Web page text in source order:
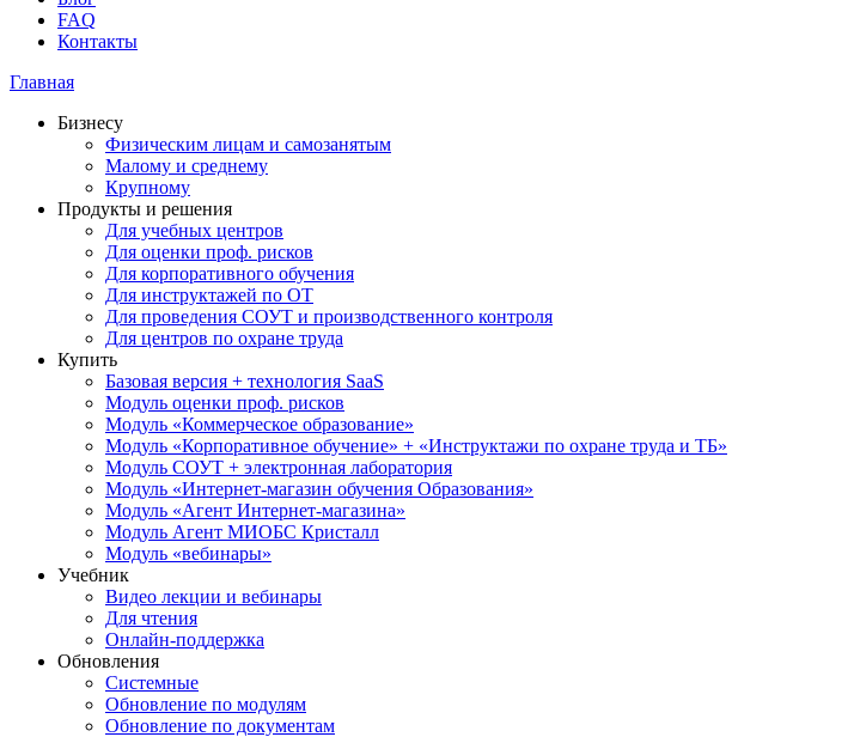
FAQ
Контакты
Главная
Бизнесу
Физическим лицам и самозанятым
Малому и среднему
Крупному
Продукты и решения
Для учебных центров
Для оценки проф. рисков
Для корпоративного обучения
Для инструктажей по ОТ
Для проведения СОУТ и производственного контроля
Для центров по охране труда
Купить
Базовая версия + технология SaaS
Модуль оценки проф. рисков
Модуль «Коммерческое образование»
Модуль «Корпоративное обучение» + «Инструктажи по охране труда и ТБ»
Модуль СОУТ + электронная лаборатория
Модуль «Интернет-магазин обучения Образования»
Модуль «Агент Интернет-магазина»
Модуль Агент МИОБС Кристалл
Модуль «вебинары»
Учебник
Видео лекции и вебинары
Для чтения
Онлайн-поддержка
Обновления
Системные
Обновление по модулям
Обновление по документам